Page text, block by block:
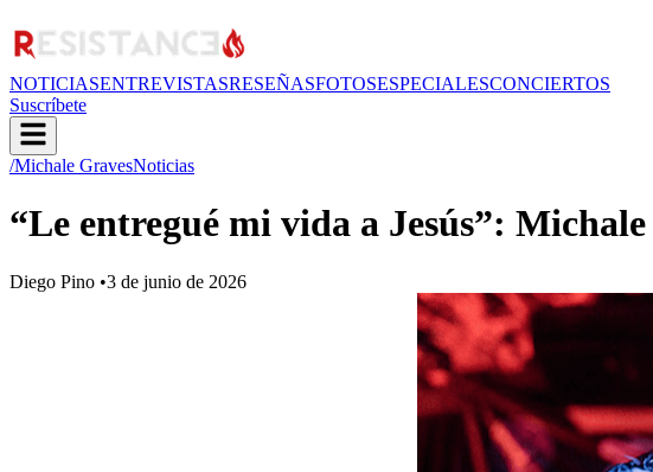
NOTICIASENTREVISTASRESEÑASFOTOSESPECIALESCONCIERTOS
Suscríbete
/Michale GravesNoticias
“Le entregué mi vida a Jesús”:
Diego Pino •3 de junio de 2026